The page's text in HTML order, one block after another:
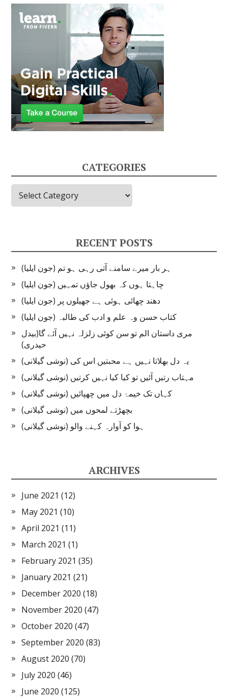
CATEGORIES
Categories
RECENT POSTS
ہر بار میرے سامنے آتی رہی ہو تم (جون ایلیا)
چاہتا ہوں کہ بھول جاؤں تمہیں (جون ایلیا)
دھند چھائی ہوئی ہے جھیلوں پر (جون ایلیا)
کتاب حسن وہ علم و ادب کی طالبہ (جون ایلیا)
مری داستان الم تو سن کوئی زلزلہ نہیں آئے گا(بیدل
حیدری)
یہ دل بھلاتا نہیں ہے محبتیں اس کی (نوشی گیلانی)
مہتاب رتیں آئیں تو کیا کیا نہیں کرتیں (نوشی گیلانی)
کہاں تک خیمۂ دل میں چھپائیں (نوشی گیلانی)
بچھڑتے لمحوں میں (نوشی گیلانی)
ہوا کو آوارہ کہنے والو (نوشی گیلانی)
ARCHIVES
June 2021 (12)
May 2021 (10)
April 2021 (11)
March 2021 (1)
February 2021 (35)
January 2021 (21)
December 2020 (18)
November 2020 (47)
October 2020 (47)
September 2020 (83)
August 2020 (70)
July 2020 (46)
June 2020 (125)